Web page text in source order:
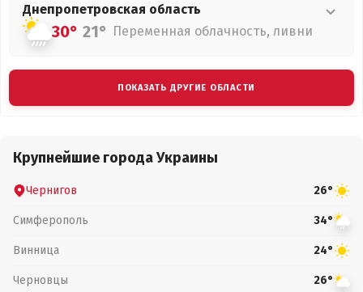
Днепропетровская область
30° 21° Переменная облачность, ливни
ПОКАЗАТЬ ДРУГИЕ ОБЛАСТИ
Крупнейшие города Украины
Чернигов 26°
Симферополь 34°
Винница 24°
Черновцы 26°